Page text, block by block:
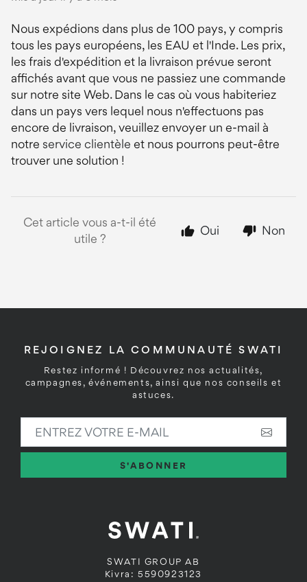
Nous expédions dans plus de 100 pays, y compris
tous les pays européens, les EAU et l'Inde. Les prix,
les frais d'expédition et la livraison prévue seront
affichés avant que vous ne passiez une commande
sur notre site Web. Dans le cas où vous habiteriez
dans un pays vers lequel nous n'effectuons pas
encore de livraison, veuillez envoyer un e-mail à
notre service clientèle et nous pourrons peut-être
trouver une solution !
Cet article vous a-t-il été
utile ?
Oui Non
SWATI GROUP AB
Kivra: 5590923123
REJOIGNEZ LA COMMUNAUTÉ SWATI
Restez informé ! Découvrez nos actualités,
campagnes, événements, ainsi que nos conseils et
astuces.
S'ABONNER